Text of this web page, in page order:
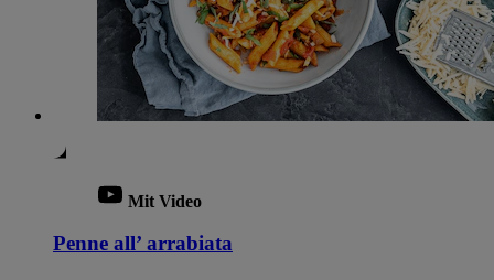
Mit Video
Penne all’ arrabiata